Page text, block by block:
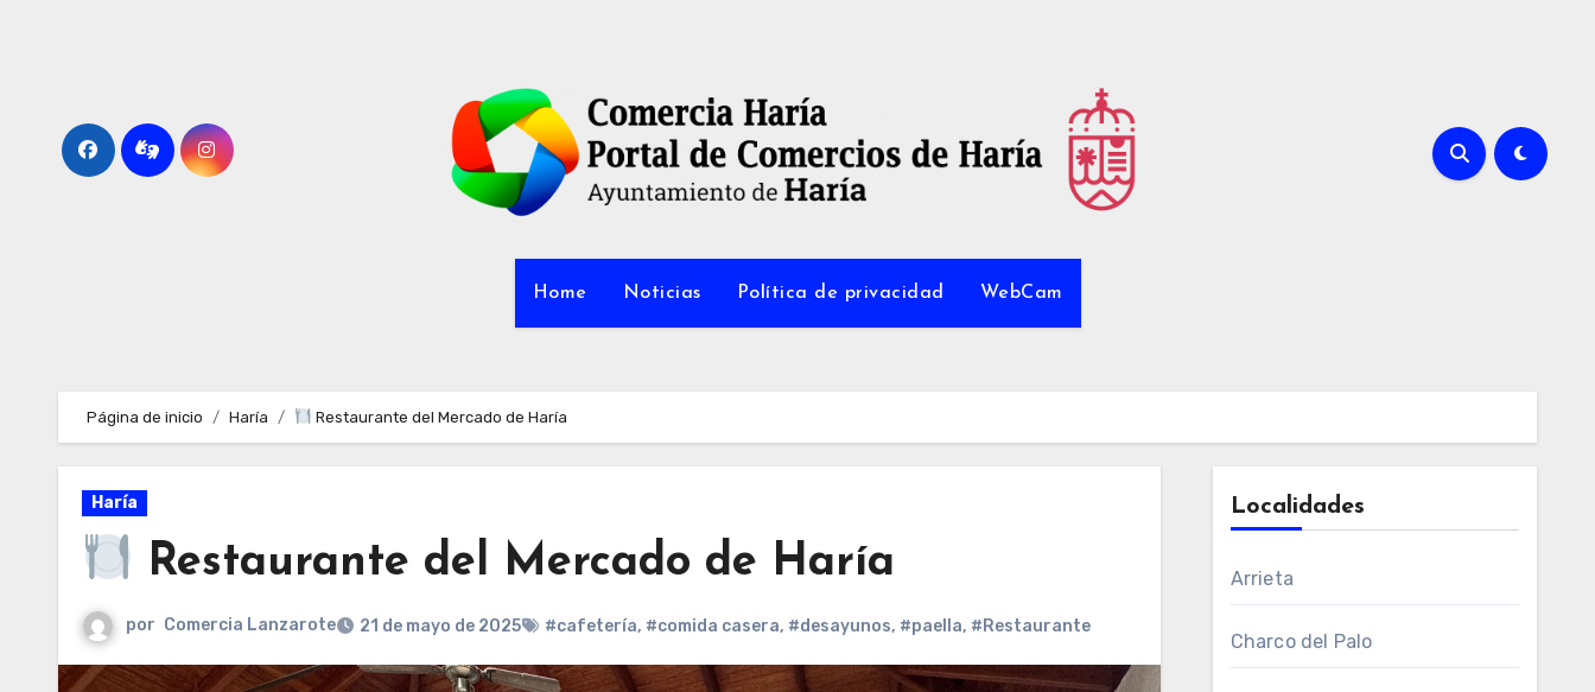
Home Noticias Política de privacidad WebCam
Página de inicio Haría Restaurante del Mercado de Haría
Haría
Restaurante del Mercado de Haría
por Comercia Lanzarote 21 de mayo de 2025 #cafetería, #comida casera, #desayunos, #paella, #Restaurante
Localidades
Arrieta
Charco del Palo